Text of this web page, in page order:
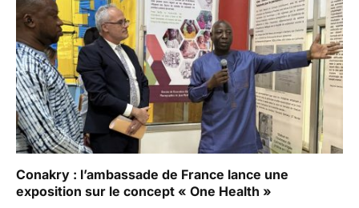
Conakry : l’ambassade de France lance une
exposition sur le concept « One Health »